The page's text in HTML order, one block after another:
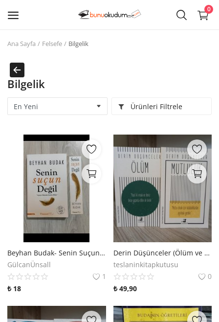
0
Sat
Giriş
Kayıt ol
Edebiyat
Eğitim
Ders - Sınav Kitapları
Çocuk Kitapları
Araştırma - Tarih
Bilim
Din Tasavvuf
Felsefe
Hobi Kitapları
Ana Sayfa Felsefe Bilgelik
Bilgelik
Ürünleri Filtrele
Beyhan Budak- Senin Suçun Değil.
GülcanÜnsall
1
₺ 18
Derin Düşünceler (Ölüm ve Mutluluk)
teslaninkitapkutusu
0
₺49,90